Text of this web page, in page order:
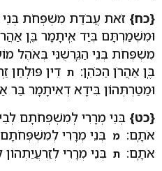
{כח} זֹאת עֲבֹדַת מִשְׁפְּחֹת בְּנֵי
וּמִשְׁמַרְתָּם בְּיַד אִֽיתָמָר בֶּֽן
מִשְׁפְּחֹת בְּנֵי הַגֵּֽרְשֻׁנִּי בְּאֹהֶל
בֶּֽן אַהֲרֹן הַכֹּהֵֽן: ת דֵין פּוּלְחַן
וּמַטַרְתְּהוֹן בִּידָא דְאִיתָמָר בַּר
{כט} בְּנֵי מְרָרִי לְמִשְׁפְּחֹתָם
אֹתָֽם: מ בְּנֵי מְרָרִי
אֹתָֽם: ת בְּנֵי מְרָרִי